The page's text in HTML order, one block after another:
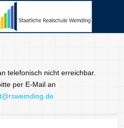
telefonisch nicht erreichbar.
per E-Mail an